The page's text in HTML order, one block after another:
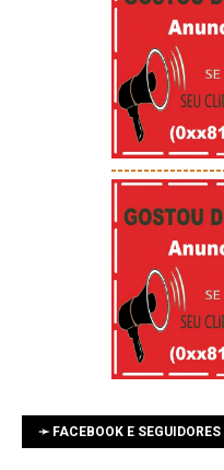
➛ FACEBOOK E SEGUIDORES